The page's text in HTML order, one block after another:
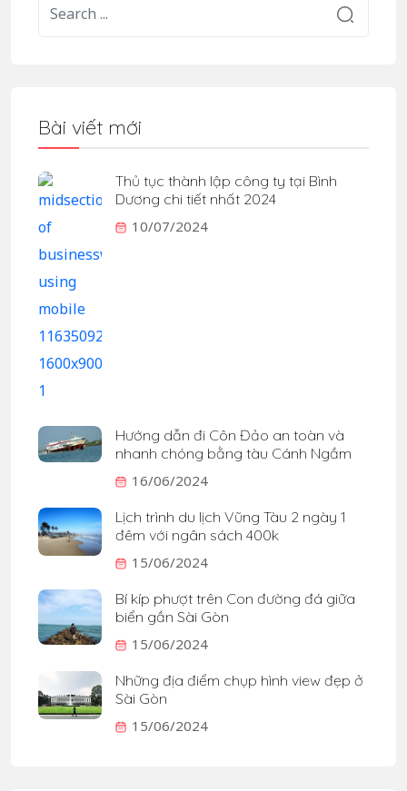
Bài viết mới
Thủ tục thành lập công ty tại Bình
Dương chi tiết nhất 2024
10/07/2024
Hướng dẫn đi Côn Đảo an toàn và
nhanh chóng bằng tàu Cánh Ngầm
16/06/2024
Lịch trình du lịch Vũng Tàu 2 ngày 1
đêm với ngân sách 400k
15/06/2024
Bí kíp phượt trên Con đường đá giữa
biển gần Sài Gòn
15/06/2024
Những địa điểm chụp hình view đẹp ở
Sài Gòn
15/06/2024